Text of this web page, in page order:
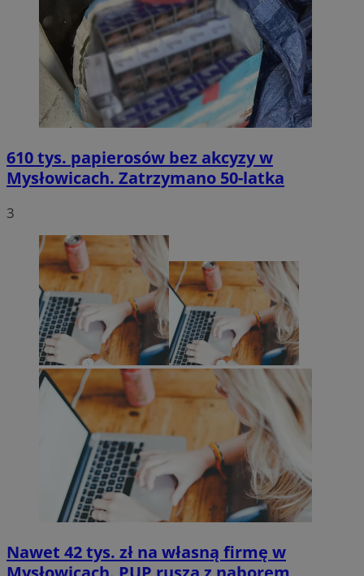
610 tys. papierosów bez akcyzy w
Mysłowicach. Zatrzymano 50-latka
3
Nawet 42 tys. zł na własną firmę w